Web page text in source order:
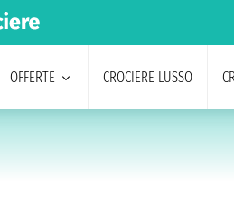
OFFERTE CROCIERE LUSSO